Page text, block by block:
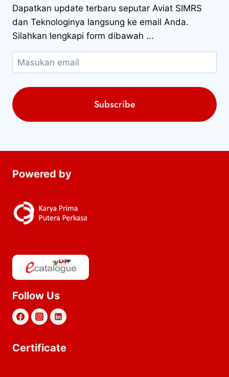
Dapatkan update terbaru seputar Aviat SIMRS
dan Teknologinya langsung ke email Anda.
Silahkan lengkapi form dibawah ...
Powered by
Follow Us
Certificate